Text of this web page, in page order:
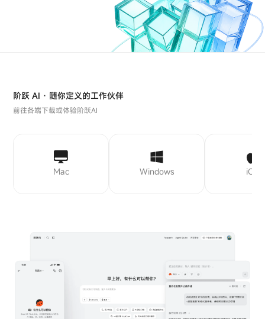
阶跃 AI · 随你定义的工作伙伴
前往各端下载或体验阶跃AI
Mac Windows iOS